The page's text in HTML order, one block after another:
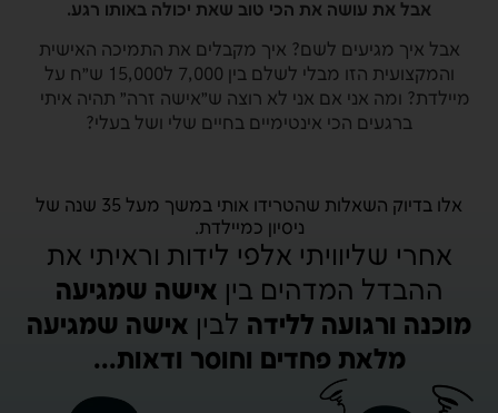
אבל את עושה את הכי טוב שאת יכולה באותו רגע.
אבל איך מגיעים לשם? איך מקבלים את התמיכה האישית
והמקצועית הזו מבלי לשלם בין 7,000 ל15,000 ש״ח על
מיילדת? ומה אני אם אני לא רוצה ש״אישה זרה״ תהיה איתי
ברגעים הכי אינטימיים בחיים שלי ושל בעלי?
אלו בדיוק השאלות שהטרידו אותי במשך מעל 35 שנה של
ניסיון כמיילדת.
אחרי שליוויתי אלפי לידות וראיתי את
ההבדל המדהים בין אישה שמגיעה
מוכנה ורגועה ללידהלבין אישה שמגיעה
מלאת פחדים וחוסר ודאות...